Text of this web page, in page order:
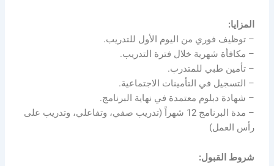
المزايا:
– توظيف فوري من اليوم الأول للتدريب.
– مكافأة شهرية خلال فترة التدريب.
– تأمين طبي للمتدرب.
– التسجيل في التأمينات الاجتماعية.
– شهادة دبلوم معتمدة في نهاية البرنامج.
– مدة البرنامج 12 شهراً (تدريب صفي، وتفاعلي، وتدريب على
رأس العمل)
شروط القبول: